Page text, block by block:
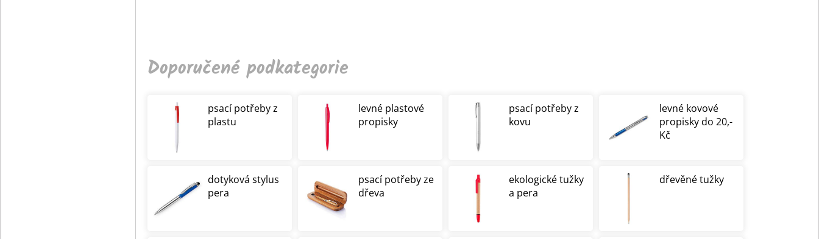
Doporučené podkategorie
psací potřeby z
plastu
levné plastové
propisky
psací potřeby z
kovu
levné kovové
propisky do 20,-
Kč
dotyková stylus
pera
psací potřeby ze
dřeva
ekologické tužky
a pera
dřevěné tužky